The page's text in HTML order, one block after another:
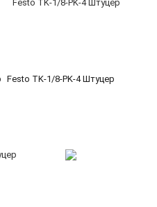
Festo TK-1/8-PK-4 Штуцер